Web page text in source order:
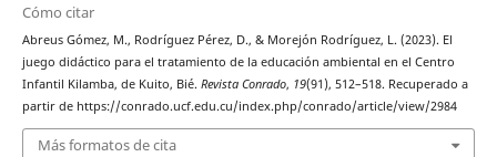
Cómo citar
Abreus Gómez, M., Rodríguez Pérez, D., & Morejón Rodríguez, L. (2023). El
juego didáctico para el tratamiento de la educación ambiental en el Centro
Infantil Kilamba, de Kuito, Bié. Revista Conrado, 19(91), 512–518. Recuperado a
partir de https://conrado.ucf.edu.cu/index.php/conrado/article/view/2984
Más formatos de cita